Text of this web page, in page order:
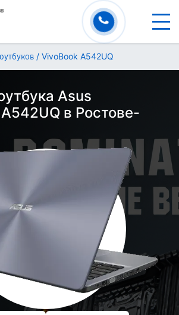
/ VivoBook A542UQ
Asus
в Ростове-